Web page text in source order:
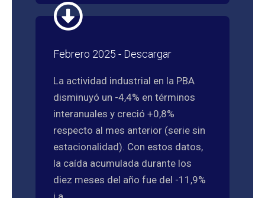
Febrero 2025 - Descargar
La actividad industrial en la PBA
disminuyó un -4,4% en términos
interanuales y creció +0,8%
respecto al mes anterior (serie sin
estacionalidad). Con estos datos,
la caída acumulada durante los
diez meses del año fue del -11,9%